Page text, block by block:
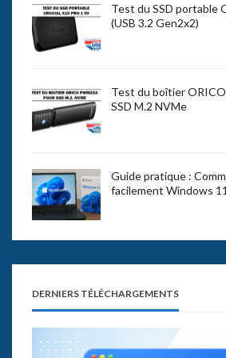
Test du SSD portable
(USB 3.2 Gen2x2)
Test du boîtier
SSD M.2 NVMe
Guide pratique :
facilement Windows
DERNIERS TÉLÉCHARGEMENTS